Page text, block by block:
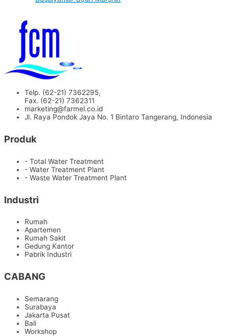
Telp. (62-21) 7362295,
Fax. (62-21) 7362311
marketing@farmel.co.id
Jl. Raya Pondok Jaya No. 1 Bintaro Tangerang, Indonesia
Produk
- Total Water Treatment
- Water Treatment Plant
- Waste Water Treatment Plant
Industri
Rumah
Apartemen
Rumah Sakit
Gedung Kantor
Pabrik Industri
CABANG
Semarang
Surabaya
Jakarta Pusat
Bali
Workshop